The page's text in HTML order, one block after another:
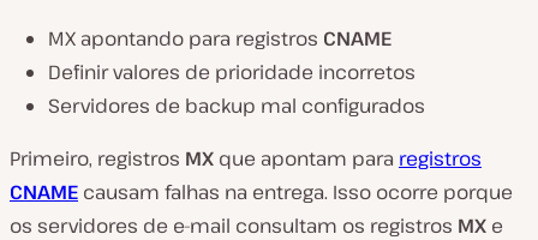
MX apontando para registros CNAME
Definir valores de prioridade incorretos
Servidores de backup mal configurados
Primeiro, registros MX que apontam para registros
CNAME causam falhas na entrega. Isso ocorre porque
os servidores de e-mail consultam os registros MX e